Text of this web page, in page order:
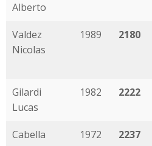
Alberto
Valdez
Nicolas
1989 2180
Gilardi
Lucas
1982 2222
Cabella
1972 2237